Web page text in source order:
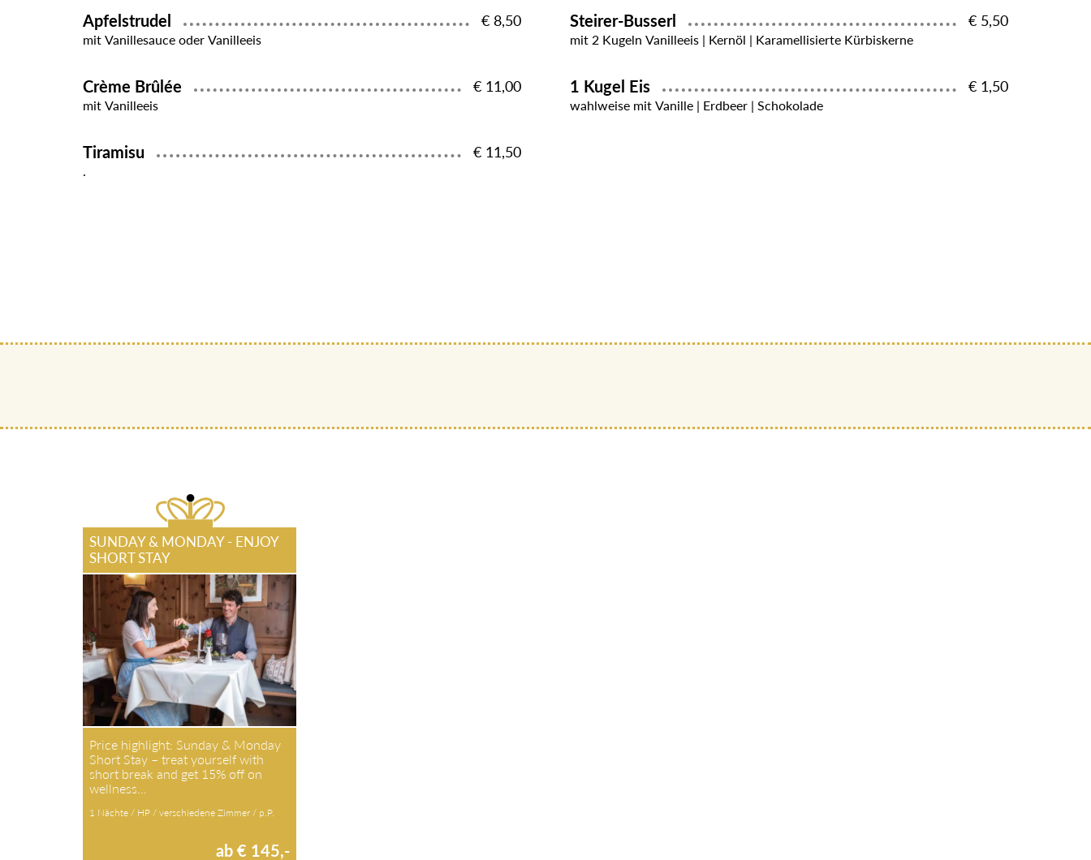
Apfelstrudel € 8,50
mit Vanillesauce oder Vanilleeis
Crème Brûlée € 11,00
mit Vanilleeis
Tiramisu € 11,50
.
Steirer-Busserl € 5,50
mit 2 Kugeln Vanilleeis | Kernöl | Karamellisierte Kürbiskerne
1 Kugel Eis € 1,50
wahlweise mit Vanille | Erdbeer | Schokolade
SUNDAY & MONDAY - ENJOY
SHORT STAY
Price highlight: Sunday & Monday
Short Stay – treat yourself with
short break and get 15% off on
wellness…
1 Nächte / HP / verschiedene Zimmer / p.P.
ab € 145,-